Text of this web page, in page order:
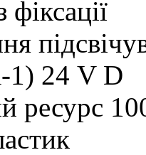
фіксації
1) 24 V D
ресурс